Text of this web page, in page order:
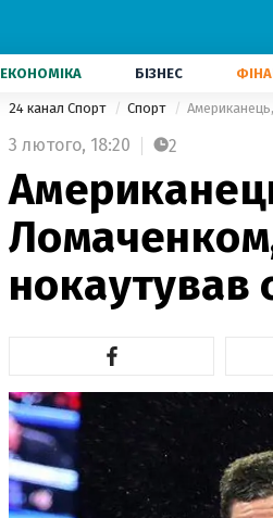
ЕКОНОМІКА БІЗНЕС
24 канал Спорт Спорт
3 лютого, 18:20 2
нокаутував